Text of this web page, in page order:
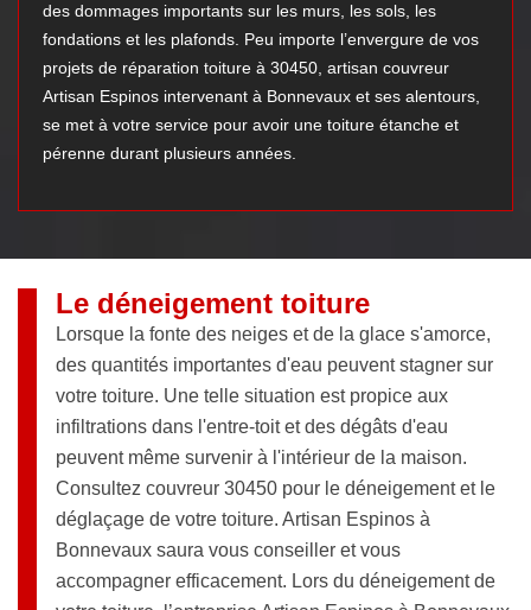
des dommages importants sur les murs, les sols, les
fondations et les plafonds. Peu importe l’envergure de vos
projets de réparation toiture à 30450, artisan couvreur
Artisan Espinos intervenant à Bonnevaux et ses alentours,
se met à votre service pour avoir une toiture étanche et
pérenne durant plusieurs années.
Le déneigement toiture
Lorsque la fonte des neiges et de la glace s'amorce,
des quantités importantes d'eau peuvent stagner sur
votre toiture. Une telle situation est propice aux
infiltrations dans l'entre-toit et des dégâts d'eau
peuvent même survenir à l'intérieur de la maison.
Consultez couvreur 30450 pour le déneigement et le
déglaçage de votre toiture. Artisan Espinos à
Bonnevaux saura vous conseiller et vous
accompagner efficacement. Lors du déneigement de